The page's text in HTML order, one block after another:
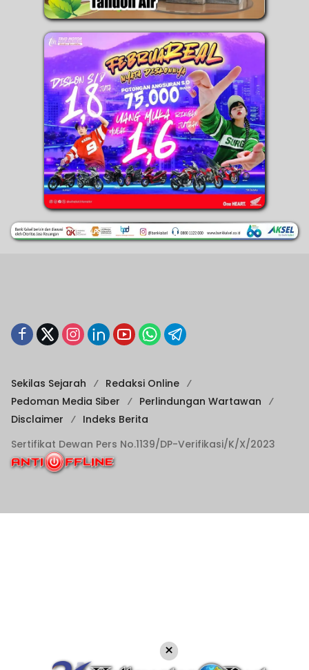
Sekilas Sejarah
Redaksi Online
Pedoman Media Siber
Perlindungan Wartawan
Disclaimer
Indeks Berita
Sertifikat Dewan Pers No.1139/DP-Verifikasi/K/X/2023
×